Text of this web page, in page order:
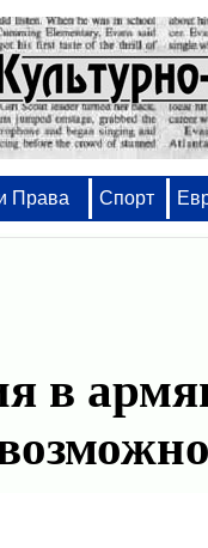
Права Спорт
в